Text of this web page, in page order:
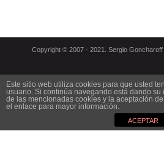
Copyright © 2007 - 2021. Sergio
Este sitio web utiliza cookies para que usted
usuario. Si continúa navegando está dando
de las mencionadas cookies y la aceptación
el enlace para mayor información.
ACEPTAR